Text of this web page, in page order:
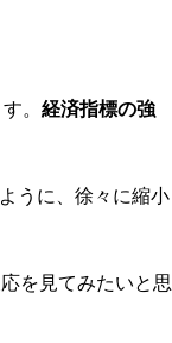
。 経済指標の強
うに、徐々に縮小
を見てみたいと思